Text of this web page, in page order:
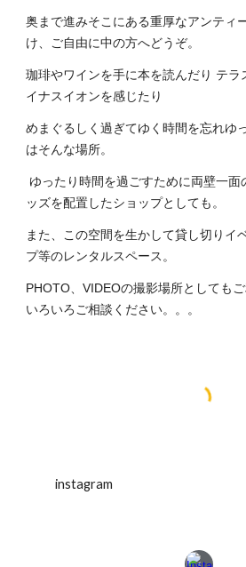
奥まで進みそこにある重厚なアンティ
け、ご自由に中の方へどうぞ。
珈琲やワインを手に本を読んだり テラ
イナスイオンを感じたり
めまぐるしく過ぎてゆく時間を忘れゆ
はそんな場所。
ゆったり時間を過ごすために両壁一
ッズを配置したショップとしても。
また、この空間を生かして貸し切りイ
プ等のレンタルスペース。
PHOTO、VIDEOの撮影場所としてもご
いろいろご相談ください。。。
instagram